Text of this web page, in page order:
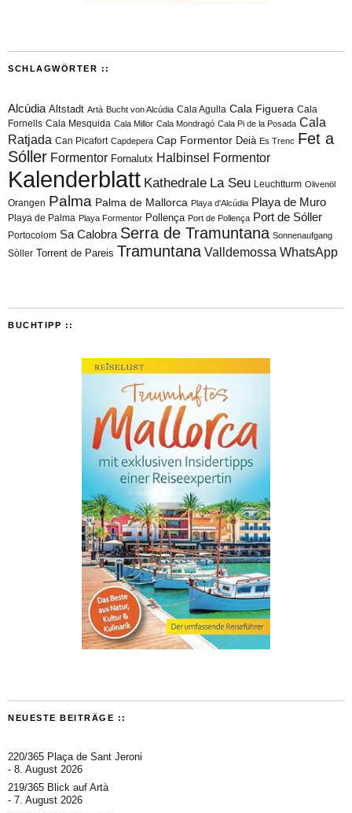
SCHLAGWÖRTER ::
Alcúdia Altstadt Artà Bucht von Alcúdia Cala Agulla Cala Figuera Cala
Fornells Cala Mesquida Cala Millor Cala Mondragó Cala Pi de la Posada Cala
Ratjada Can Picafort Capdepera Cap Formentor Deià Es Trenc Fet a
Sóller Formentor Fornalutx Halbinsel Formentor
Kalenderblatt Kathedrale La Seu Leuchtturm Olivenöl
Orangen Palma Palma de Mallorca Playa d'Alcúdia Playa de Muro
Playa de Palma Playa Formentor Pollença Port de Pollença Port de Sóller
Portocolom Sa Calobra Serra de Tramuntana Sonnenaufgang
Sòller Torrent de Pareis Tramuntana Valldemossa WhatsApp
BUCHTIPP ::
NEUESTE BEITRÄGE ::
220/365 Plaça de Sant Jeroni
8. August 2026
219/365 Blick auf Artà
7. August 2026